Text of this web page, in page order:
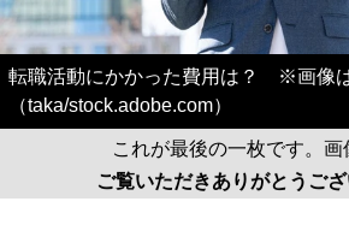
転職活動にかかった費用は？ ※画像
（taka/stock.adobe.com）
これが最後の一枚です。画
ご覧いただきありがとうござ